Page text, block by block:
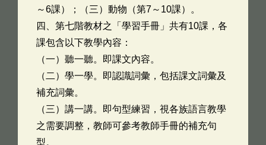
～6課）；（三）動物（第7～10課）。
四、第七階教材之「學習手冊」共有10課，各
課包含以下教學內容：
（一）聽一聽。即課文內容。
（二）學一學。即認識詞彙，包括課文詞彙及
補充詞彙。
（三）講一講。即句型練習，視各族語言教學
之需要調整，教師可參考教師手冊的補充句
型。